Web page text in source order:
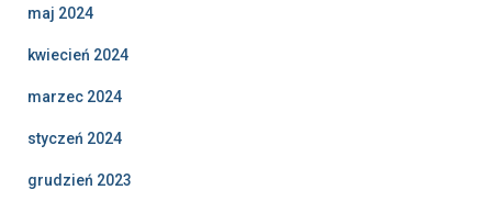
maj 2024
kwiecień 2024
marzec 2024
styczeń 2024
grudzień 2023